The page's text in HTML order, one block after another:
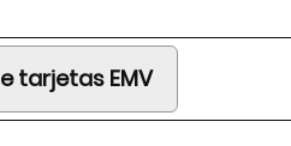
tarjetas EMV